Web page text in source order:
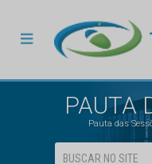
PAUTA
Pauta das